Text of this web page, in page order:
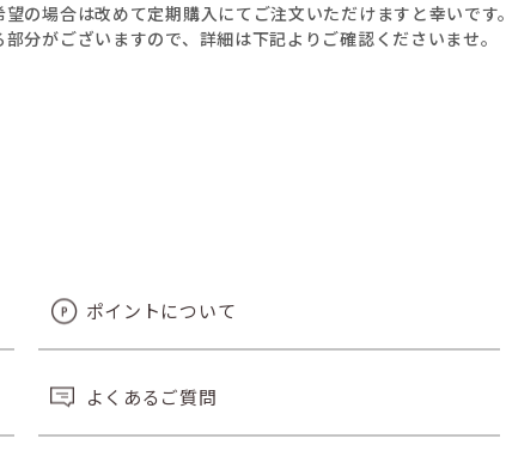
の場合は改めて定期購入にてご注文いただけますと幸いです。
分がございますので、詳細は下記よりご確認くださいませ。
ポイントについて
よくあるご質問